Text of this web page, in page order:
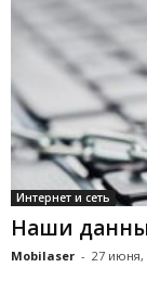
Интернет и сеть
Наши
Mobilaser - 27 июня,